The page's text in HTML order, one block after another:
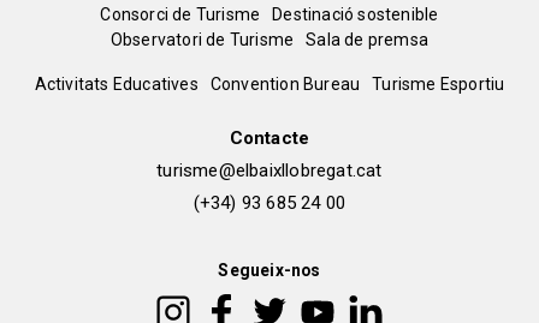
Menú
del
Consorci de Turisme
Destinació sostenible
Observatori de Turisme
Sala de premsa
Peu
Activitats Educatives Convention Bureau Turisme Esportiu
Contacte
turisme@elbaixllobregat.cat
(+34) 93 685 24 00
Segueix-nos